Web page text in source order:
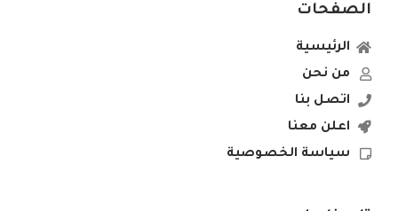
الصفحات
الرئيسية
من نحن
اتصل بنا
اعلن معنا
سياسة الخصوصية